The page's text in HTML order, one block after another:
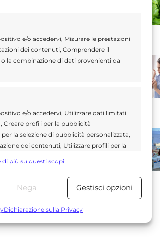
e/o accedervi, Misurare le prestazioni
dei contenuti, Comprendere il
la combinazione di dati provenienti da
e/o accedervi, Utilizzare dati limitati
Creare profili per la pubblicità
la selezione di pubblicità personalizzata,
dei contenuti, Utilizzare profili per la
dei contenuti.
Sempre attivo
da altre fonti di dati,
di più su questi scopi
Nega Gestisci opzioni
Dichiarazione sulla Privacy
e lanci su cronaca,
pubblicati su
dell’agenzia.